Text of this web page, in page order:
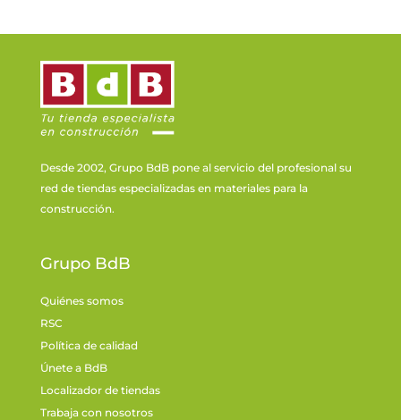
Desde 2002, Grupo BdB pone al servicio del profesional su
red de tiendas especializadas en materiales para la
construcción.
Grupo BdB
Quiénes somos
RSC
Política de calidad
Únete a BdB
Localizador de tiendas
Trabaja con nosotros